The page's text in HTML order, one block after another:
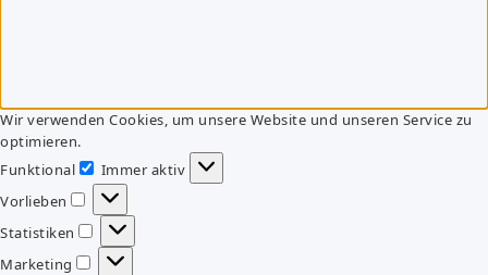
Wir verwenden Cookies, um unsere Website und unseren Service zu
optimieren.
Funktional
Funktional
Immer aktiv
Vorlieben
Vorlieben
Statistiken
Statistiken
Marketing